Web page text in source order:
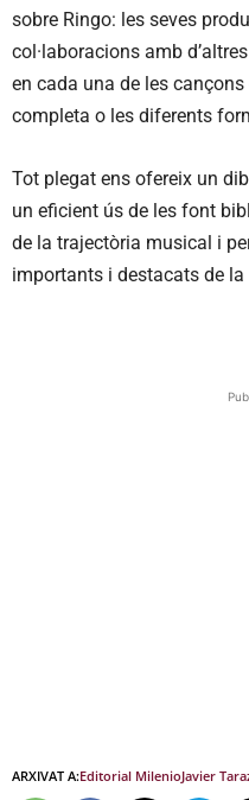
sobre Ringo: les seves
col·laboracions amb
en cada una de les
completa o les diferents
Tot plegat ens ofereix un
un eficient ús de les font
de la trajectòria musical i
importants i destacats de
ARXIVAT A:Editorial MilenioJavier